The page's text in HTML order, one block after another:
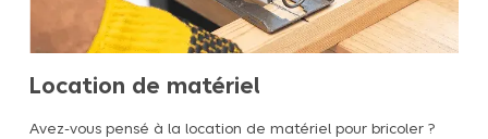
Location de matériel
Avez-vous pensé à la location de matériel pour bricoler ?